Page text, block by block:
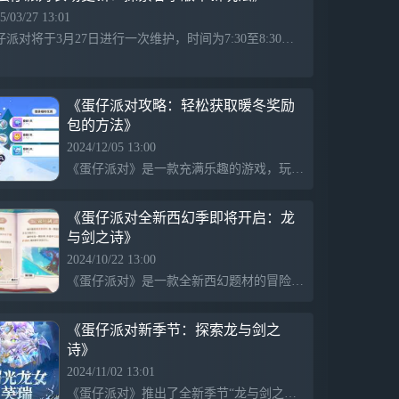
03/27 13:01
蛋仔派对将于3月27日进行一次维护，时间为7:30至8:30，维护后将更新农场春季版本。新玩法包括岛民入住，玩家可与岛民互动并逐步建设生活区；同时推出元气招财树活动，期间可以收获农场币，活动持续至4月27日。此外，春雨活动将于3月27日启动，持续至7月2日。
《蛋仔派对攻略：轻松获取暖冬奖励
包的方法》
2024/12/05 13:00
《蛋仔派对》是一款充满乐趣的游戏，玩家可通过每日任务获得奖励，如彩虹币和艾比活力币。当前活动“保暖大作战”提供丰富的暖冬奖励包，包括多种套装和配饰，鼓励玩家积极参与以获取福利。每周都有机会领取奖励，玩家不可错过。
《蛋仔派对全新西幻季即将开启：龙
与剑之诗》
2024/10/22 13:00
《蛋仔派对》是一款全新西幻题材的冒险游戏，故事设定在宁静的坦利亚大陆，玩家将探索各种族之间复杂的关系和角色。新季节“龙与剑之诗”将于11月1日开启，冒险旅程将充满挑战，玩家需谨慎应对。游戏将每日推送最新攻略，帮助玩家更好地体验游戏乐趣。
《蛋仔派对新季节：探索龙与剑之
诗》
2024/11/02 13:01
《蛋仔派对》推出了全新季节“龙与剑之诗”，玩家将体验到曙光龙女芙瑞的外观设计。同时，游戏内每日更新最新攻略，以帮助玩家更好地享受这款游戏。